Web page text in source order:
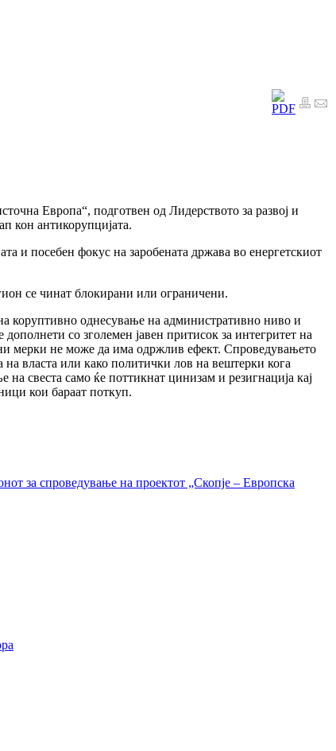
Европа“, подготвен од Лидерството за развој и
кон антикорупцијата.
и посебен фокус на заробената држава во енергетскиот
се чинат блокирани или ограничени.
коруптивно однесување на административно ниво и
со зголемен јавeн притисок за интегритет на
мерки не може да има одржлив ефект. Спроведувањето
на власта или како политички лов на вештерки кога
свеста само ќе поттикнат цинизам и резигнација кај
кои бараат поткуп.
за спроведување на проектот „Скопје – Европска